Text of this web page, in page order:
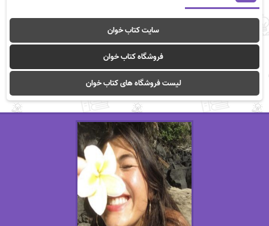
سایت کتاب خوان
فروشگاه کتاب خوان
لیست فروشگاه های کتاب خوان